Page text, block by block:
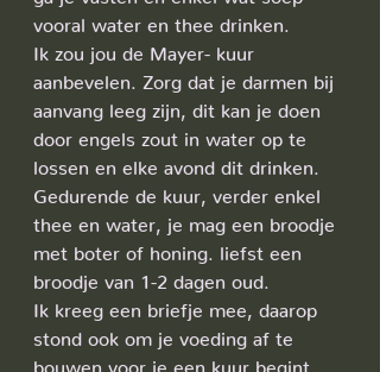
vooral water en thee drinken.
Ik zou jou de Mayer- kuur
aanbevelen. Zorg dat je darmen bij
aanvang leeg zijn, dit kan je doen
door engels zout in water op te
lossen en elke avond dit drinken.
Gedurende de kuur, verder enkel
thee en water, je mag een broodje
met boter of honing. liefst een
broodje van 1-2 dagen oud.
Ik kreeg een briefje mee, daarop
stond ook om je voeding af te
bouwen voor je een kuur begint.